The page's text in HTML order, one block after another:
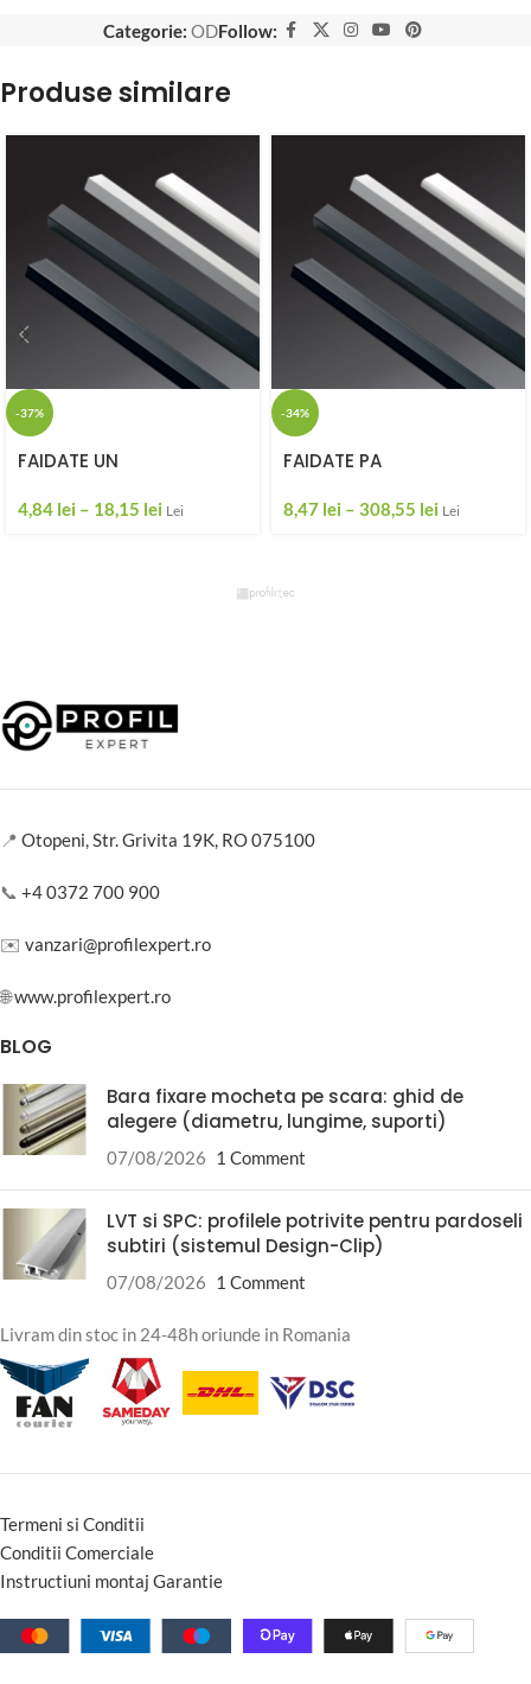
Categorie: ODFollow:
Produse similare
-37%
FAIDATE UN
4,84 lei – 18,15 lei Lei
-34%
FAIDATE PA
8,47 lei – 308,55 lei Lei
📍 Otopeni, Str. Grivita 19K, RO 075100
📞 +4 0372 700 900
✉️ vanzari@profilexpert.ro
🌐www.profilexpert.ro
BLOG
Bara fixare mocheta pe scara: ghid de
alegere (diametru, lungime, suporti)
07/08/2026 1 Comment
LVT si SPC: profilele potrivite pentru pardoseli
subtiri (sistemul Design-Clip)
07/08/2026 1 Comment
Livram din stoc in 24-48h oriunde in Romania
Termeni si Conditii
Conditii Comerciale
Instructiuni montaj Garantie